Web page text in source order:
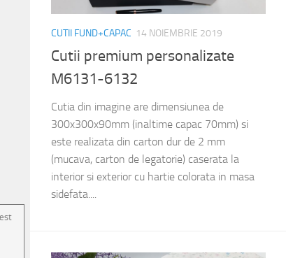
CUTII FUND+CAPAC 14 NOIEMBRIE 2019
Cutii premium personalizate
M6131-6132
Cutia din imagine are dimensiunea de
300x300x90mm (inaltime capac 70mm) si
este realizata din carton dur de 2 mm
(mucava, carton de legatorie) caserata la
interior si exterior cu hartie colorata in masa
sidefata....